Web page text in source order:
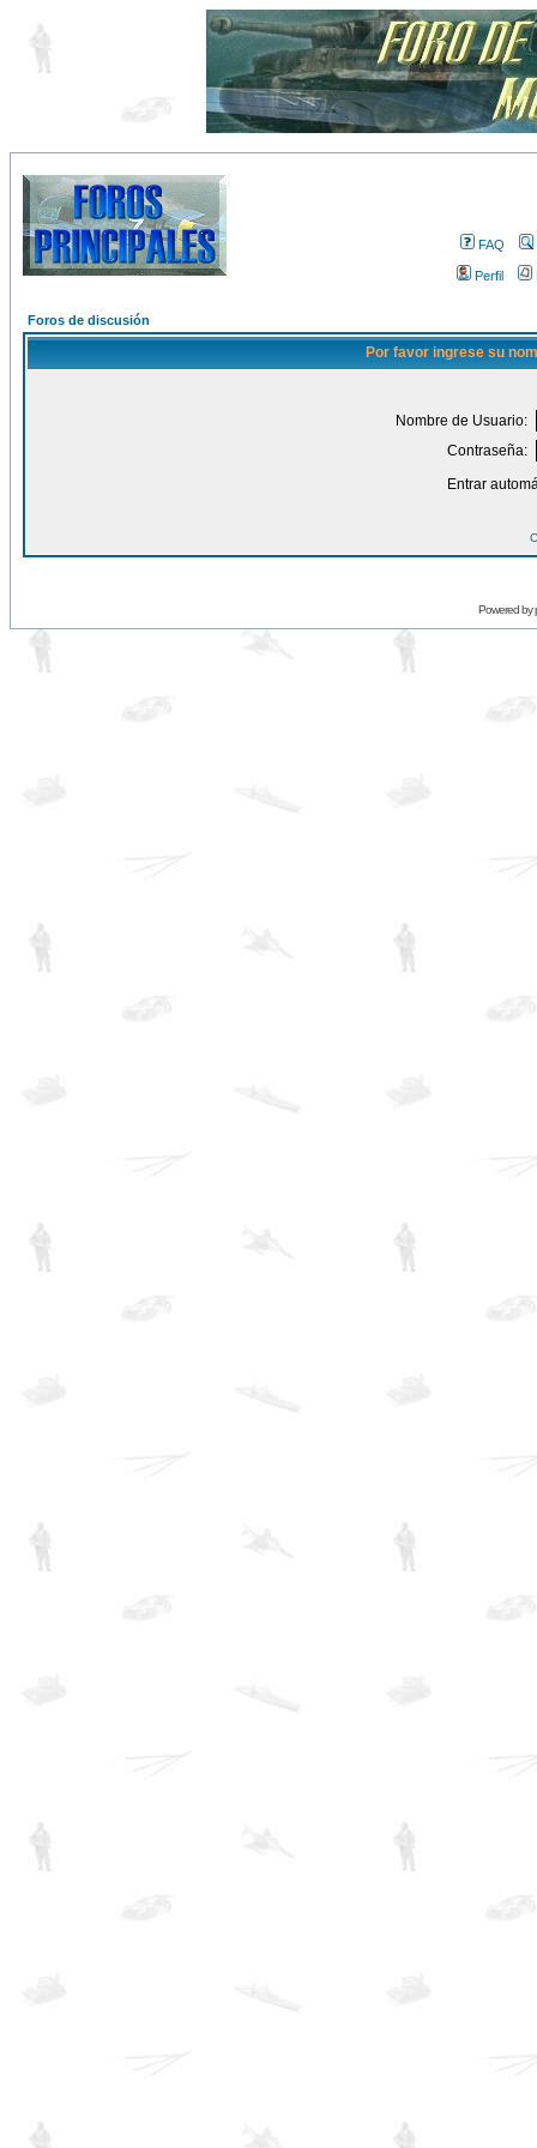
FAQ
Perfil
Foros de discusión
Por favor ingrese su
Nombre de Usuario:
Contraseña:
Entrar
Powered by